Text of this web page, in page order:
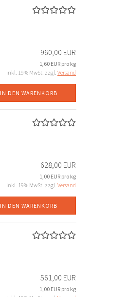
960,00 EUR
1,60 EUR pro kg
inkl. 19% MwSt. zzgl. Versand
IN DEN WARENKORB
628,00 EUR
1,00 EUR pro kg
inkl. 19% MwSt. zzgl. Versand
IN DEN WARENKORB
561,00 EUR
1,00 EUR pro kg